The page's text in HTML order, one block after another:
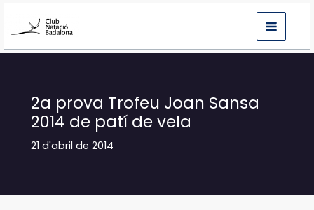
2a prova Trofeu Joan Sansa
2014 de patí de vela
21 d'abril de 2014